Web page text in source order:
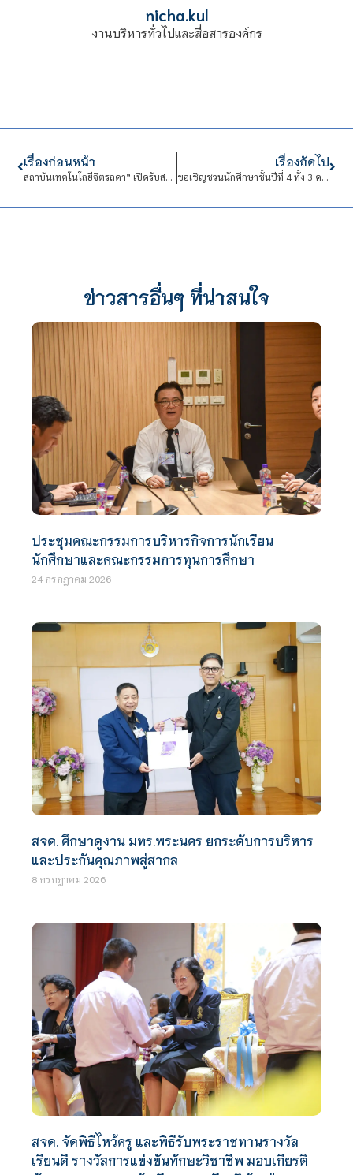
nicha.kul
งานบริหารทั่วไปและสื่อสารองค์กร
เรื่องก่อนหน้า
สถาบันเทคโนโลยีจิตรลดา” เปิดรับสมัครนักศึกษาใหม่ รอบ Quota ประจำปีการศึกษา 2567
เรื่องถัดไป
ขอเชิญชวนนักศึกษาชั้นปีที่ 4 ทั้ง 3 คณะ เข้าร่วมกิจกรรม “CDTI Job Placement : #เปิดโอกาสสู่โลกการทำงาน (ครั้งที่ 1)”
ข่าวสารอื่นๆ ที่น่าสนใจ
ประชุมคณะกรรมการบริหารกิจการนักเรียน
นักศึกษาและคณะกรรมการทุนการศึกษา
24 กรกฎาคม 2026
สจด. ศึกษาดูงาน มทร.พระนคร ยกระดับการบริหาร
และประกันคุณภาพสู่สากล
8 กรกฎาคม 2026
สจด. จัดพิธีไหว้ครู และพิธีรับพระราชทานรางวัล
เรียนดี รางวัลการแข่งขันทักษะวิชาชีพ มอบเกียรติ